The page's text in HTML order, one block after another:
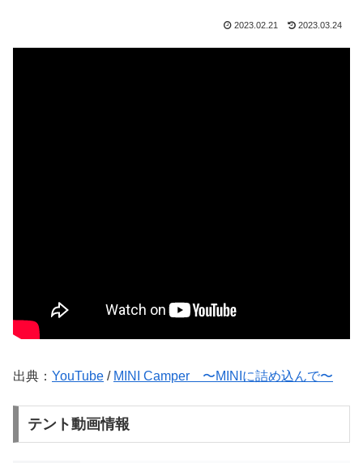
2023.02.21 2023.03.24
出典： YouTube / MINI Camper 〜MINIに詰め込んで〜
テント動画情報